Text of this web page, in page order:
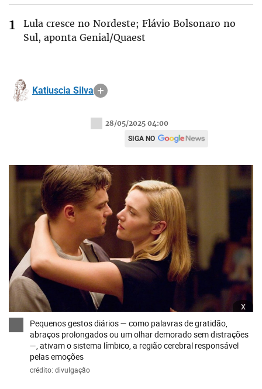
Lula cresce no Nordeste; Flávio Bolsonaro no
Sul, aponta Genial/Quaest
Katiuscia Silva
28/05/2025 04:00
SIGA NO
x
Pequenos gestos diários — como palavras de gratidão,
abraços prolongados ou um olhar demorado sem distrações
—, ativam o sistema límbico, a região cerebral responsável
pelas emoções
crédito: divulgação